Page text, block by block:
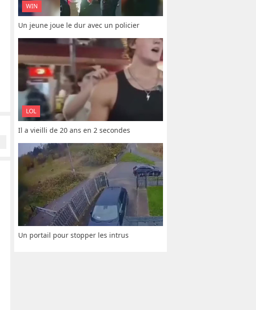
WIN
Un jeune joue le dur avec un policier
LOL
Il a vieilli de 20 ans en 2 secondes
Un portail pour stopper les intrus